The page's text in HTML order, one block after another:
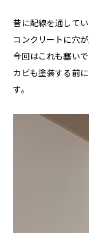
昔に配線を通してい
コンクリートに穴
今回はこれも塞いで
カビも塗装する前
す。